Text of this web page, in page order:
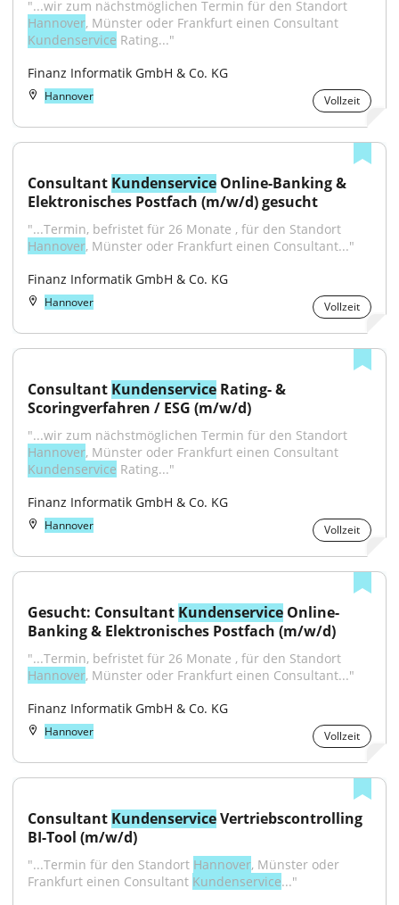
Hannover
Kundenservice Rating..."
Finanz Informatik GmbH & Co. KG
Hannover Vollzeit
Consultant Kundenservice Online-Banking &
Elektronisches Postfach (m/w/d) gesucht
Hannover, Münster oder Frankfurt einen Consultant..."
Finanz Informatik GmbH & Co. KG
Hannover Vollzeit
Consultant Kundenservice Rating- &
Scoringverfahren / ESG (m/w/d)
Hannover
Kundenservice Rating..."
Finanz Informatik GmbH & Co. KG
Hannover Vollzeit
Gesucht: Consultant Kundenservice Online-
Banking & Elektronisches Postfach (m/w/d)
Hannover, Münster oder Frankfurt einen Consultant..."
Finanz Informatik GmbH & Co. KG
Hannover Vollzeit
Consultant Kundenservice Vertriebscontrolling
BI-Tool (m/w/d)
"...Termin für den Standort Hannover, Münster oder
Frankfurt einen Consultant Kundenservice..."